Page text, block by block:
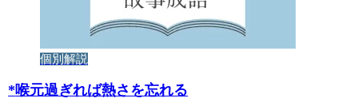
個別解説
*喉元過ぎれば熱さを忘れる